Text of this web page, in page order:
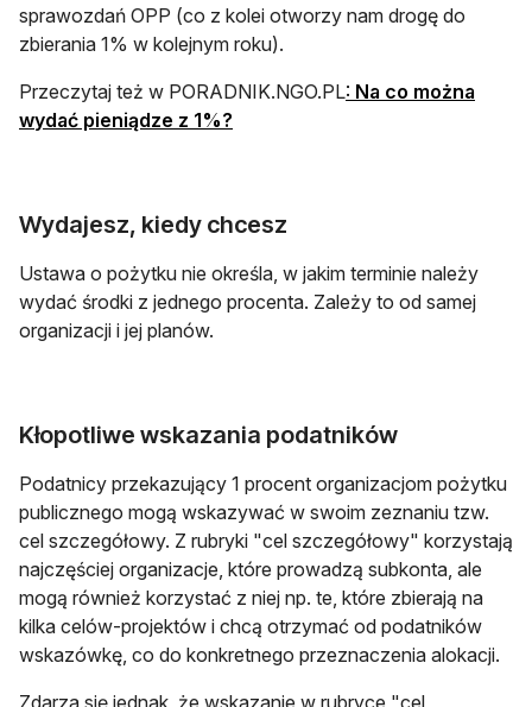
sprawozdań OPP (co z kolei otworzy nam drogę do
zbierania 1% w kolejnym roku).
Przeczytaj też w PORADNIK.NGO.PL: Na co można
wydać pieniądze z 1%?
Wydajesz, kiedy chcesz
Ustawa o pożytku nie określa, w jakim terminie należy
wydać środki z jednego procenta. Zależy to od samej
organizacji i jej planów.
Kłopotliwe wskazania podatników
Podatnicy przekazujący 1 procent organizacjom pożytku
publicznego mogą wskazywać w swoim zeznaniu tzw.
cel szczegółowy. Z rubryki "cel szczegółowy" korzystają
najczęściej organizacje, które prowadzą subkonta, ale
mogą również korzystać z niej np. te, które zbierają na
kilka celów-projektów i chcą otrzymać od podatników
wskazówkę, co do konkretnego przeznaczenia alokacji.
Zdarza się jednak, że wskazanie w rubryce "cel